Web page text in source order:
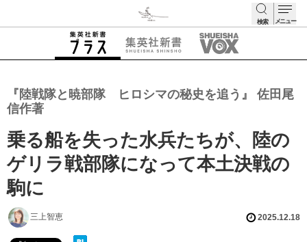
検索 メニュー
『陸戦隊と暁部隊 ヒロシマの秘史を追う』 佐田尾
信作著
乗る船を失った水兵たちが、陸の
ゲリラ戦部隊になって本土決戦の
駒に
三上智恵 2025.12.18